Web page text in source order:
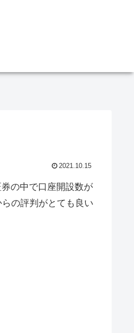
2021.10.15
の中で口座開設数が
の評判がとても良い